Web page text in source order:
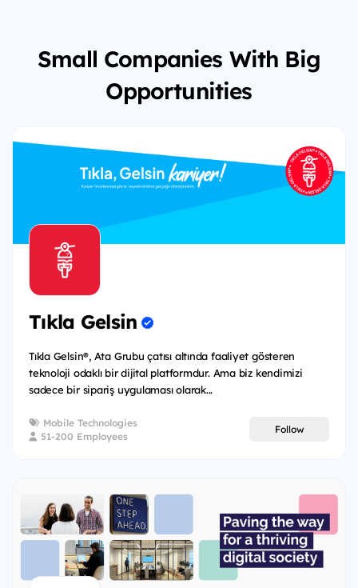
Small Companies With Big
Opportunities
Tıkla Gelsin
Tıkla Gelsin®, Ata Grubu çatısı altında faaliyet gösteren
teknoloji odaklı bir dijital platformdur. Ama biz kendimizi
sadece bir sipariş uygulaması olarak...
Mobile Technologies
51-200 Employees
Follow